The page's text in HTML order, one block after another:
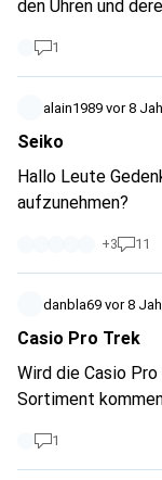
den Uhren und
sucht er (wie z.B.
Durchmesser als
wie >40mm um
Kunden wie mich.
1
alain1989 vor 8
Seiko
Hallo Leute Gedenkt ihr Seiko Uhren ins Sortiment
aufzunehmen?
+3 11
danbla69 vor 8
Casio Pro Trek
Wird die Casio Pro
Sortiment
1